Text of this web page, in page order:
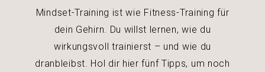
Mindset-Training ist wie Fitness-Training für
dein Gehirn. Du willst lernen, wie du
wirkungsvoll trainierst – und wie du
dranbleibst. Hol dir hier fünf Tipps, um noch